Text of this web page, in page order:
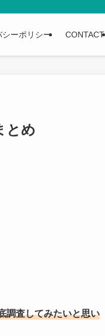
シーポリシー CONTACT
とめ
調査してみたいと思い